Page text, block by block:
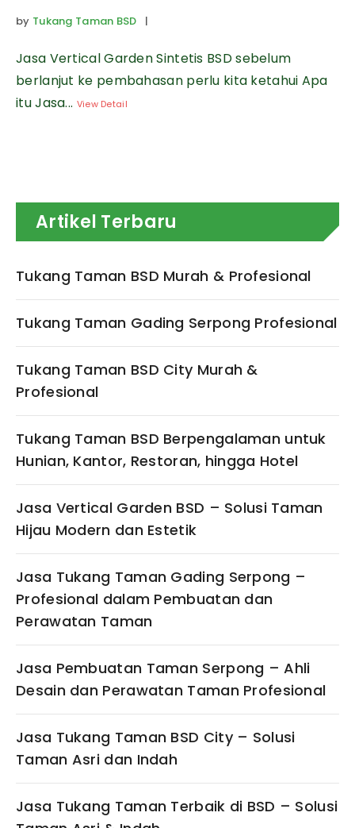
by Tukang Taman BSD |
Jasa Vertical Garden Sintetis BSD sebelum
berlanjut ke pembahasan perlu kita ketahui Apa
itu Jasa... View Detail
Artikel Terbaru
Tukang Taman BSD Murah & Profesional
Tukang Taman Gading Serpong Profesional
Tukang Taman BSD City Murah &
Profesional
Tukang Taman BSD Berpengalaman untuk
Hunian, Kantor, Restoran, hingga Hotel
Jasa Vertical Garden BSD – Solusi Taman
Hijau Modern dan Estetik
Jasa Tukang Taman Gading Serpong –
Profesional dalam Pembuatan dan
Perawatan Taman
Jasa Pembuatan Taman Serpong – Ahli
Desain dan Perawatan Taman Profesional
Jasa Tukang Taman BSD City – Solusi
Taman Asri dan Indah
Jasa Tukang Taman Terbaik di BSD – Solusi